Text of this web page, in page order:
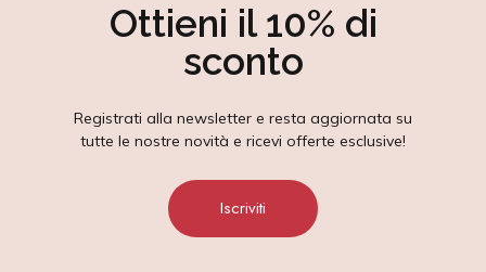
Ottieni il 10% di
sconto
Registrati alla newsletter e resta aggiornata su
tutte le nostre novità e ricevi offerte esclusive!
Iscriviti